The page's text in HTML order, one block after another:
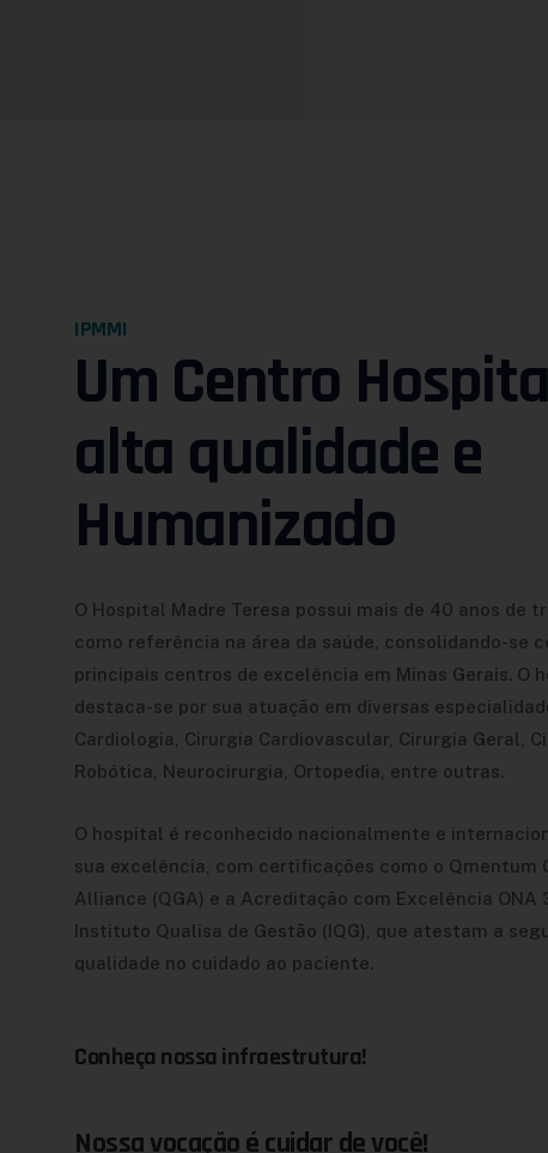
IPMMI
Um Centro
alta qualidade e
Humanizado
O Hospital Madre Teresa possui mais de 40 anos de
como referência na área da saúde, consolidando-se
principais centros de excelência em Minas Gerais. O
destaca-se por sua atuação em diversas
Cardiologia, Cirurgia Cardiovascular, Cirurgia Geral,
Robótica, Neurocirurgia, Ortopedia, entre outras.
O hospital é reconhecido nacionalmente e
sua excelência, com certificações como o Qmentum
Alliance (QGA) e a Acreditação com Excelência ONA
Instituto Qualisa de Gestão (IQG), que atestam a
qualidade no cuidado ao paciente.
Conheça nossa infraestrutura!
Nossa vocação é cuidar de você!